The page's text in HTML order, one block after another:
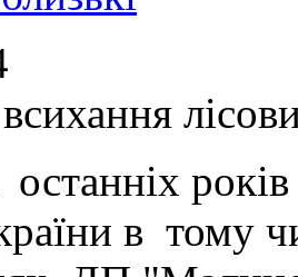
років
в тому